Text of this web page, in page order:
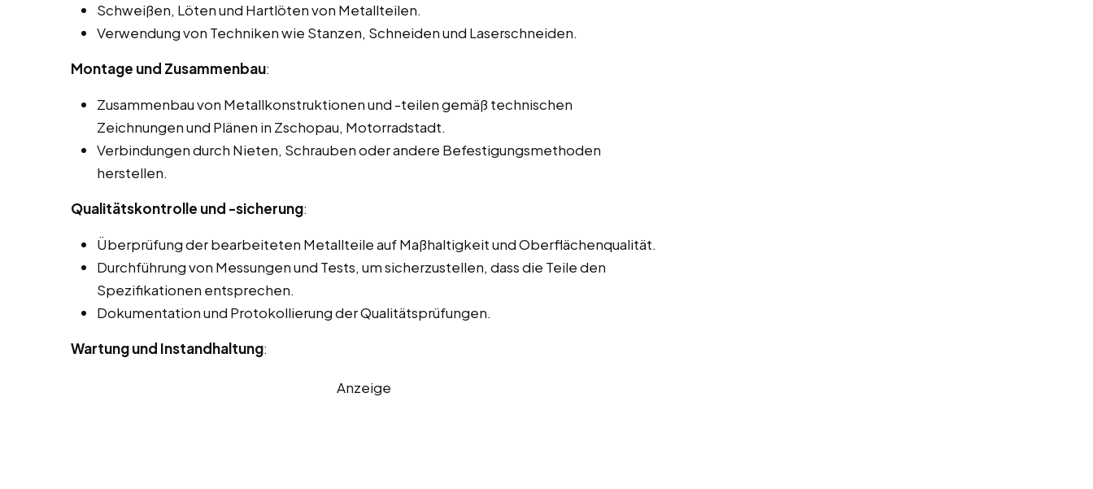
Schweißen, Löten und Hartlöten von Metallteilen.
Verwendung von Techniken wie Stanzen, Schneiden und Laserschneiden.
Montage und Zusammenbau:
Zusammenbau von Metallkonstruktionen und -teilen gemäß technischen
Zeichnungen und Plänen in Zschopau, Motorradstadt.
Verbindungen durch Nieten, Schrauben oder andere Befestigungsmethoden
herstellen.
Qualitätskontrolle und -sicherung:
Überprüfung der bearbeiteten Metallteile auf Maßhaltigkeit und Oberflächenqualität.
Durchführung von Messungen und Tests, um sicherzustellen, dass die Teile den
Spezifikationen entsprechen.
Dokumentation und Protokollierung der Qualitätsprüfungen.
Wartung und Instandhaltung:
Anzeige